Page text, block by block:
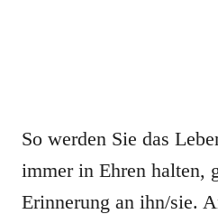
So werden Sie das
immer in Ehren halten,
Erinnerung an ihn/sie.